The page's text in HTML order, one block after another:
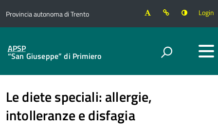
Provincia autonoma di Trento Login
APSP
“San Giuseppe” di Primiero
Le diete speciali: allergie,
intolleranze e disfagia